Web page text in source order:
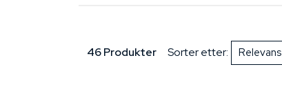
46 Produkter Sorter etter: